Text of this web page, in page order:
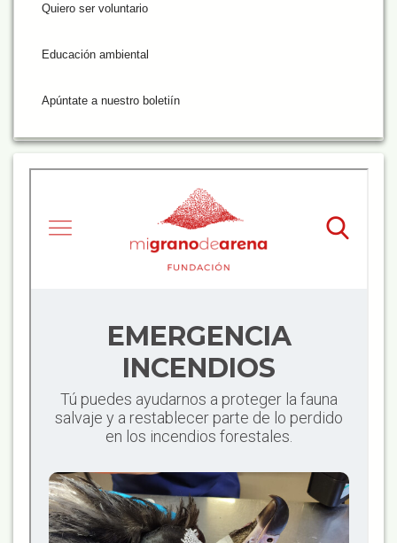
Quiero ser voluntario
Educación ambiental
Apúntate a nuestro boletiín